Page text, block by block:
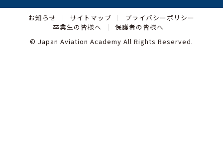
お知らせ サイトマップ
プライバシーポリシー
卒業生の皆様へ
保護者の皆様へ
© Japan Aviation Academy All Rights Reserved.